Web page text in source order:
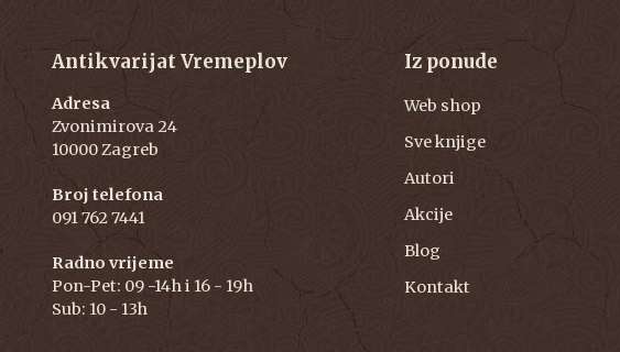
Antikvarijat Vremeplov
Adresa
Zvonimirova 24
10000 Zagreb
Broj telefona
091 762 7441
Radno vrijeme
Pon-Pet: 09 -14h i 16 - 19h
Sub: 10 - 13h
Iz ponude
Web shop
Sve knjige
Autori
Akcije
Blog
Kontakt